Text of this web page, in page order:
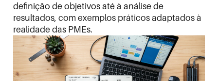
definição de objetivos até à análise de
resultados, com exemplos práticos adaptados à
realidade das PMEs.